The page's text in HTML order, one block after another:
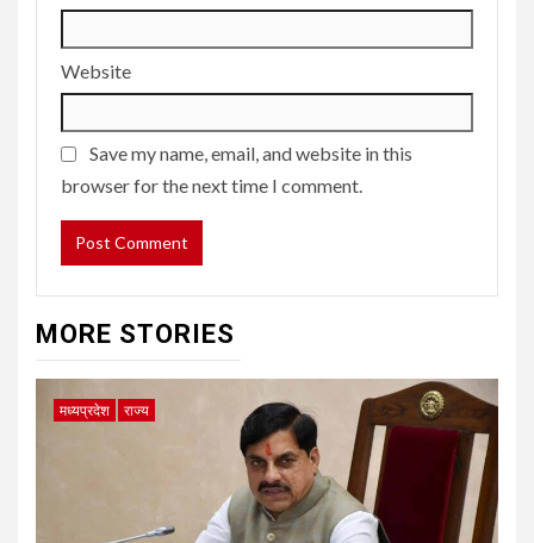
Website
Save my name, email, and website in this
browser for the next time I comment.
MORE STORIES
मध्यप्रदेश राज्य